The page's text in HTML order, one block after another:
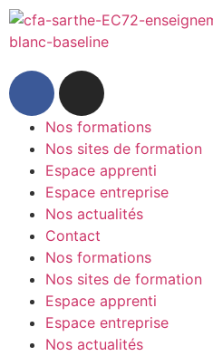
Nos formations
Nos sites de formation
Espace apprenti
Espace entreprise
Nos actualités
Contact
Nos formations
Nos sites de formation
Espace apprenti
Espace entreprise
Nos actualités